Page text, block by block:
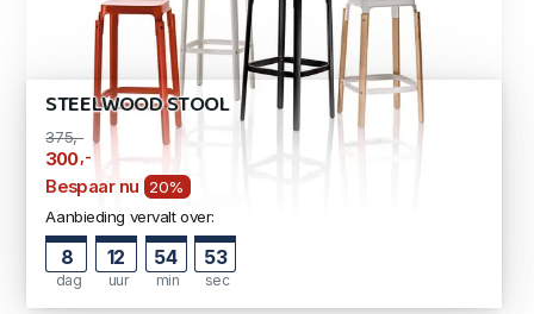
STEELWOOD STOOL
375,-
300,-
Bespaar nu
20%
Aanbieding vervalt over:
8
dag
12
uur
54
min
53
sec